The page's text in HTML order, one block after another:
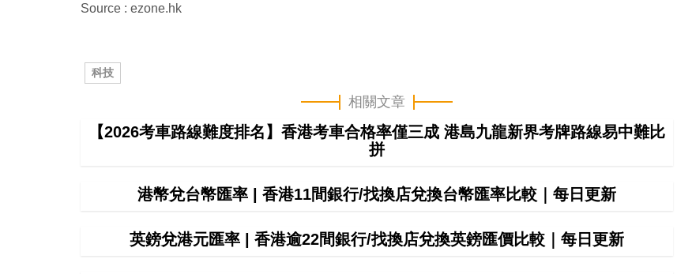
Source : ezone.hk
科技
相關文章
【2026考車路線難度排名】香港考車合格率僅三成 港島九龍新界考牌路線易中難比
拼
港幣兌台幣匯率 | 香港11間銀行/找換店兌換台幣匯率比較｜每日更新
英鎊兌港元匯率 | 香港逾22間銀行/找換店兌換英鎊匯價比較｜每日更新